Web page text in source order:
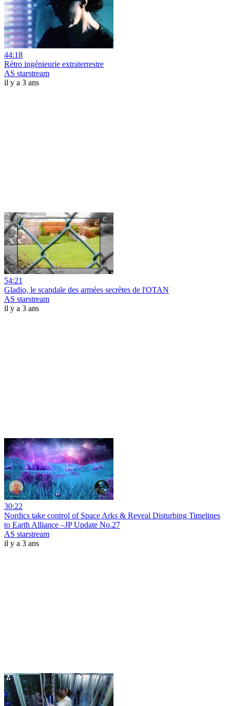
44:18
Rétro ingénieurie extraterrestre
AS starstream
il y a 3 ans
54:21
Gladio, le scandale des armées secrètes de l'OTAN
AS starstream
il y a 3 ans
30:22
Nordics take control of Space Arks & Reveal Disturbing Timelines
to Earth Alliance –JP Update No.27
AS starstream
il y a 3 ans